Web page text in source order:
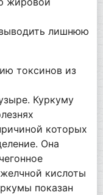
лишнюю
токсинов из
Куркуму
которых
Она
кислоты
показан